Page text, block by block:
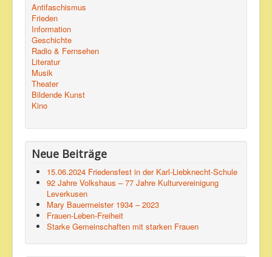
Antifaschismus
Frieden
Information
Geschichte
Radio & Fernsehen
Literatur
Musik
Theater
Bildende Kunst
Kino
Neue Beiträge
15.06.2024 Friedensfest in der Karl-Liebknecht-Schule
92 Jahre Volkshaus – 77 Jahre Kulturvereinigung
Leverkusen
Mary Bauermeister 1934 – 2023
Frauen-Leben-Freiheit
Starke Gemeinschaften mit starken Frauen